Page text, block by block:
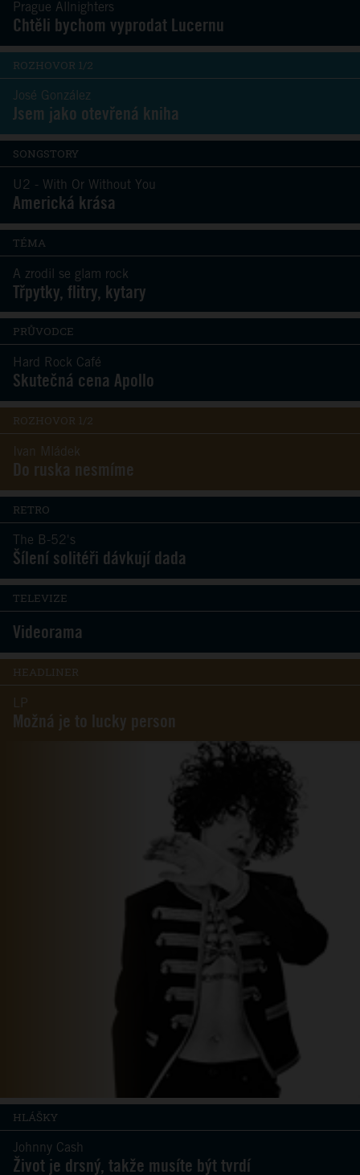
Prague Allnighters
Chtěli bychom vyprodat Lucernu
ROZHOVOR 1/2
José González
Jsem jako otevřená kniha
SONGSTORY
U2 - With Or Without You
Americká krása
TÉMA
A zrodil se glam rock
Třpytky, flitry, kytary
PRŮVODCE
Hard Rock Café
Skutečná cena Apollo
ROZHOVOR 1/2
Ivan Mládek
Do ruska nesmíme
RETRO
The B-52's
Šílení solitéři dávkují dada
TELEVIZE
Videorama
HEADLINER
LP
Možná je to lucky person
HLÁŠKY
Johnny Cash
Život je drsný, takže musíte být tvrdí